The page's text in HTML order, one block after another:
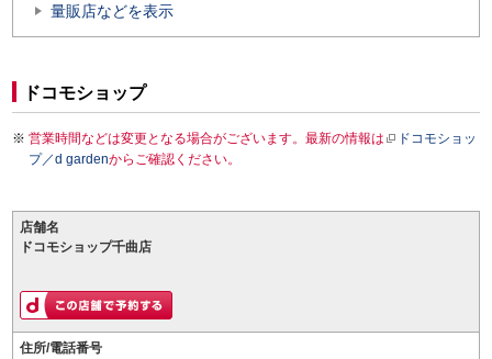
量販店などを表示
ドコモショップ
営業時間などは変更となる場合がございます。最新の情報は
ドコモショッ
プ／d gardenからご確認ください。
店舗名
ドコモショップ千曲店
住所/電話番号